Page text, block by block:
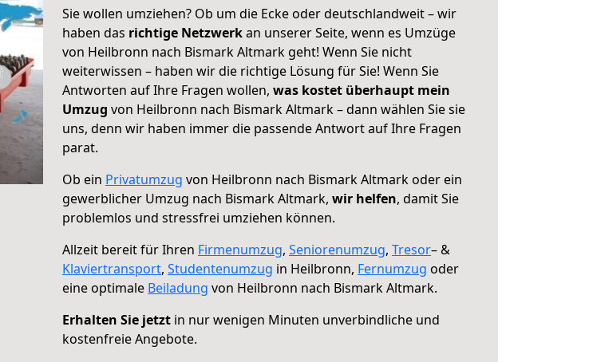
Sie wollen umziehen? Ob um die Ecke oder deutschlandweit – wir
haben das richtige Netzwerkan unserer Seite, wenn es Umzüge
von Heilbronn nach Bismark Altmark geht! Wenn Sie nicht
weiterwissen – haben wir die richtige Lösung für Sie! Wenn Sie
Antworten auf Ihre Fragen wollen, was kostet überhaupt mein
Umzug von Heilbronn nach Bismark Altmark – dann wählen Sie sie
uns, denn wir haben immer die passende Antwort auf Ihre Fragen
parat.
Ob ein Privatumzug von Heilbronn nach Bismark Altmark oder ein
gewerblicher Umzug nach Bismark Altmark, wir helfen, damit Sie
problemlos und stressfrei umziehen können.
Allzeit bereit für Ihren Firmenumzug, Seniorenumzug, Tresor– &
Klaviertransport, Studentenumzug in Heilbronn, Fernumzug oder
eine optimale Beiladung von Heilbronn nach Bismark Altmark.
Erhalten Sie jetzt in nur wenigen Minuten unverbindliche und
kostenfreie Angebote.